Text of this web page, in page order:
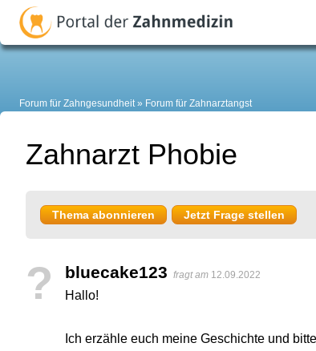
Forum für Zahngesundheit Forum für Zahnarztangst
Zahnarzt Phobie
Thema abonnieren Jetzt Frage stellen
? bluecake123 fragt am 12.09.2022
Hallo!
Ich erzähle euch meine Geschichte und